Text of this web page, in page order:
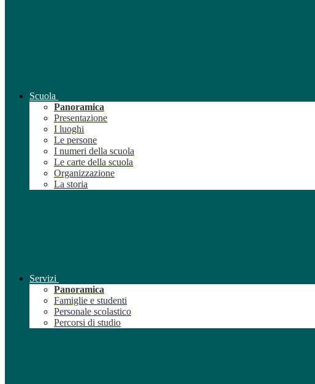
Scuola
Panoramica
Presentazione
I luoghi
Le persone
I numeri della scuola
Le carte della scuola
Organizzazione
La storia
Servizi
Panoramica
Famiglie e studenti
Personale scolastico
Percorsi di studio